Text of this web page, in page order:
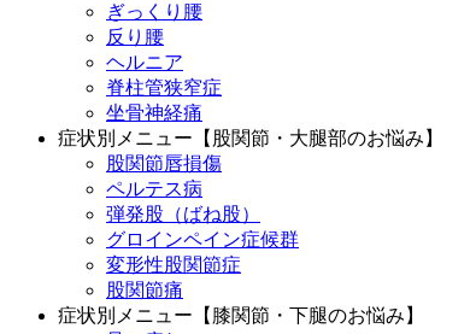
ぎっくり腰
反り腰
ヘルニア
脊柱管狭窄症
坐骨神経痛
症状別メニュー【股関節・大腿部のお悩み】
股関節唇損傷
ペルテス病
弾発股（ばね股）
グロインペイン症候群
変形性股関節症
股関節痛
症状別メニュー【膝関節・下腿のお悩み】